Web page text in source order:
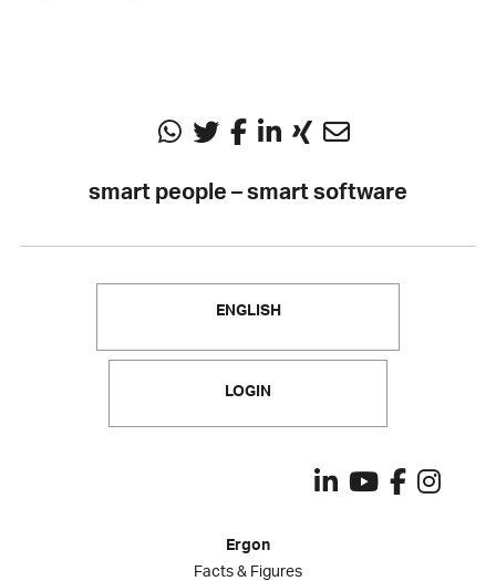
smart people – smart software
ENGLISH
LOGIN
Ergon
Facts & Figures